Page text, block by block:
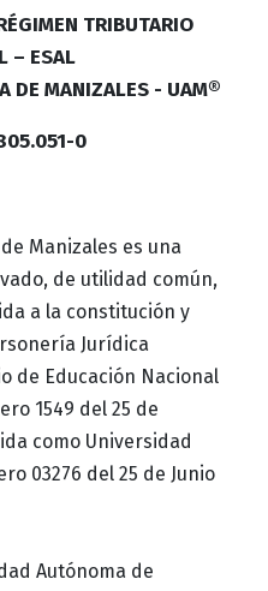
TRIBUTARIO
– ESAL
DE MANIZALES - UAM®
0
Manizales es una
de utilidad común,
a la constitución y
Jurídica
de Educación Nacional
1549 del 25 de
como Universidad
03276 del 25 de Junio
Autónoma de